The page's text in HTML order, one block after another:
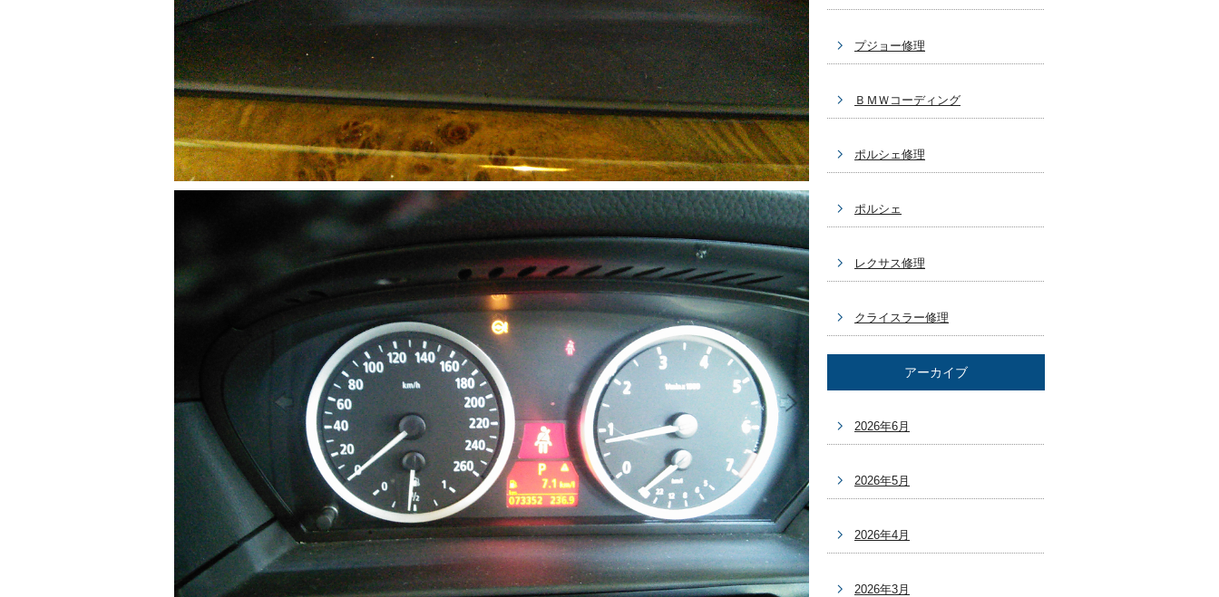
プジョー修理
ＢＭＷコーディング
ポルシェ修理
ポルシェ
レクサス修理
クライスラー修理
アーカイブ
2026年6月
2026年5月
2026年4月
2026年3月